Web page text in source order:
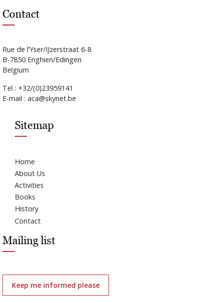
Contact
Rue de l’Yser/IJzerstraat 6-8
B-7850 Enghien/Edingen
Belgium
Tel : +32/(0)23959141
E-mail : aca@skynet.be
Sitemap
Home
About Us
Activities
Books
History
Contact
Mailing list
Keep me informed please